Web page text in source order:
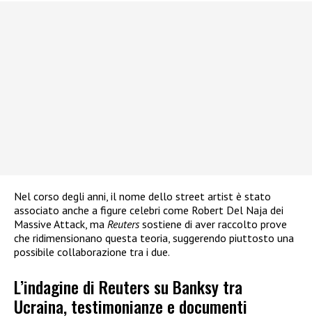
Nel corso degli anni, il nome dello street artist è stato
associato anche a figure celebri come Robert Del Naja dei
Massive Attack, ma Reuterssostiene di aver raccolto prove
che ridimensionano questa teoria, suggerendo piuttosto una
possibile collaborazione tra i due.
L’indagine di Reuters su Banksy tra
Ucraina, testimonianze e documenti